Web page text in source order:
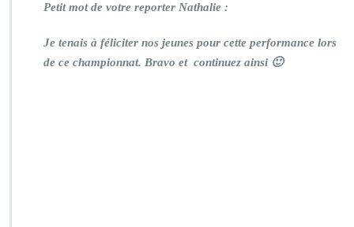
Petit mot de votre reporter Nathalie :
Je tenais à féliciter nos jeunes pour cette performance lors
de ce championnat. Bravo et continuez ainsi 🙂